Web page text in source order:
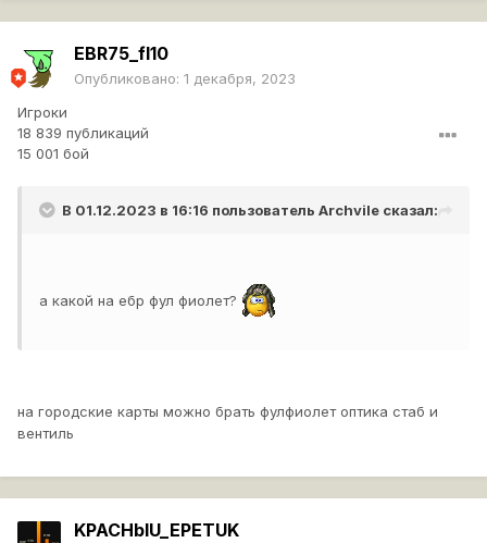
EBR75_fl10
Опубликовано: 1 декабря, 2023
Игроки
18 839 публикаций
15 001 бой
В 01.12.2023 в 16:16 пользователь Archvile сказал:
а какой на ебр фул фиолет?
на городские карты можно брать фулфиолет оптика стаб и
вентиль
KPACHbIU_EPETUK